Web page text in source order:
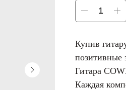
Купив
позитивные
Гитара
Каждая